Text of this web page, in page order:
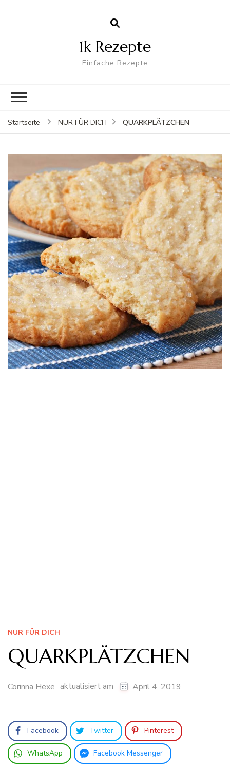
1k Rezepte
Einfache Rezepte
Startseite NUR FÜR DICH QUARKPLÄTZCHEN
NUR FÜR DICH
QUARKPLÄTZCHEN
Corinna Hexe aktualisiert am April 4, 2019
Facebook Twitter Pinterest
WhatsApp Facebook Messenger